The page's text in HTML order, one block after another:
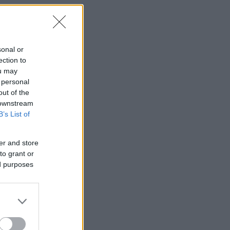
or
to
may
of the
List of
and store
grant or
purposes